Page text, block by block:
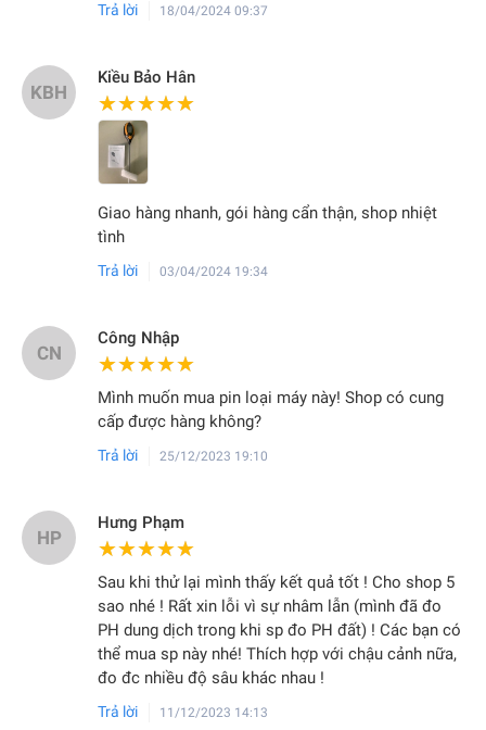
Trả lời 18/04/2024 09:37
KBH
Kiều Bảo Hân
★★★★★
★★★★★
Giao hàng nhanh, gói hàng cẩn thận, shop nhiệt
tình
Trả lời 03/04/2024 19:34
CN
Công Nhập
★★★★★
★★★★★
Mình muốn mua pin loại máy này! Shop có cung
cấp được hàng không?
Trả lời 25/12/2023 19:10
HP
Hưng Phạm
★★★★★
★★★★★
Sau khi thử lại mình thấy kết quả tốt ! Cho shop 5
sao nhé ! Rất xin lỗi vì sự nhâm lẫn (mình đã đo
PH dung dịch trong khi sp đo PH đất) ! Các bạn có
thể mua sp này nhé! Thích hợp với chậu cảnh nữa,
đo đc nhiều độ sâu khác nhau !
Trả lời 11/12/2023 14:13